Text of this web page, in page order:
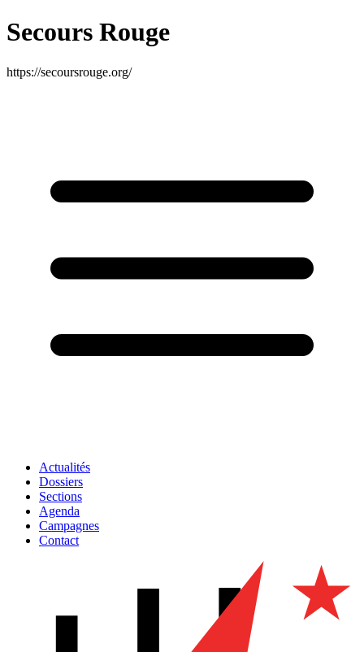
Secours Rouge
https://secoursrouge.org/
Actualités
Dossiers
Sections
Agenda
Campagnes
Contact